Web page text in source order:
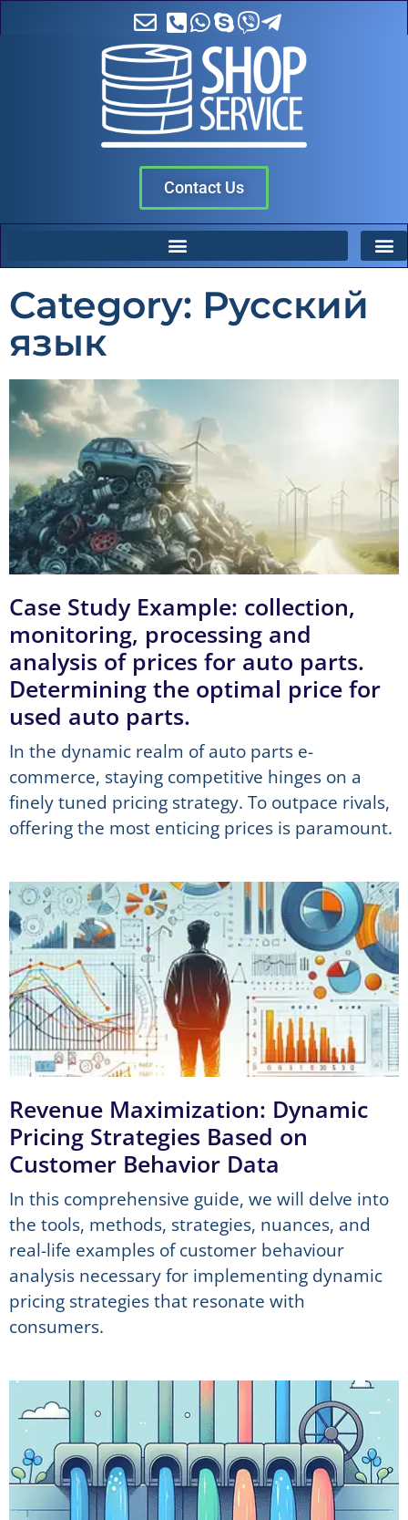
Contact Us
Category: Русский
язык
Case Study Example: collection,
monitoring, processing and
analysis of prices for auto parts.
Determining the optimal price for
used auto parts.
In the dynamic realm of auto parts e-
commerce, staying competitive hinges on a
finely tuned pricing strategy. To outpace rivals,
offering the most enticing prices is paramount.
Revenue Maximization: Dynamic
Pricing Strategies Based on
Customer Behavior Data
In this comprehensive guide, we will delve into
the tools, methods, strategies, nuances, and
real-life examples of customer behaviour
analysis necessary for implementing dynamic
pricing strategies that resonate with
consumers.